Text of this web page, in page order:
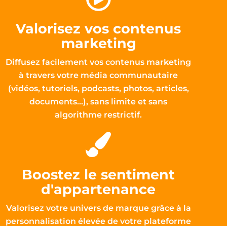
Valorisez vos contenus
marketing
Diffusez facilement vos contenus marketing
à travers votre média communautaire
(vidéos, tutoriels, podcasts, photos, articles,
documents...), sans limite et sans
algorithme restrictif.
Boostez le sentiment
d'appartenance
Valorisez votre univers de marque grâce à la
personnalisation élevée de votre plateforme